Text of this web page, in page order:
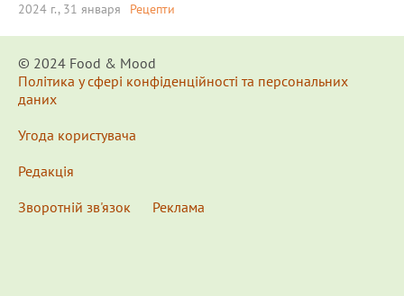
2024 г., 31 января Рецепти
© 2024 Food & Мood
Політика у сфері конфіденційності та персональних
даних
Угода користувача
Редакція
Зворотній зв'язок
Реклама